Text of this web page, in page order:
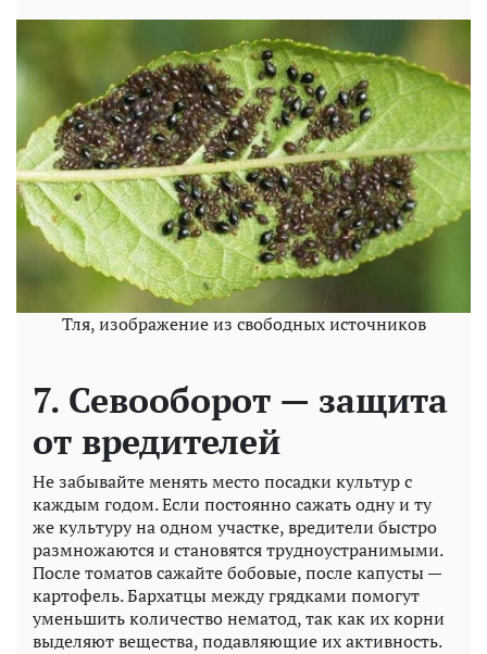
Тля, изображение из свободных источников
7. Севооборот — защита
от вредителей
Не забывайте менять место посадки культур с
каждым годом. Если постоянно сажать одну и ту
же культуру на одном участке, вредители быстро
размножаются и становятся трудноустранимыми.
После томатов сажайте бобовые, после капусты —
картофель. Бархатцы между грядками помогут
уменьшить количество нематод, так как их корни
выделяют вещества, подавляющие их активность.